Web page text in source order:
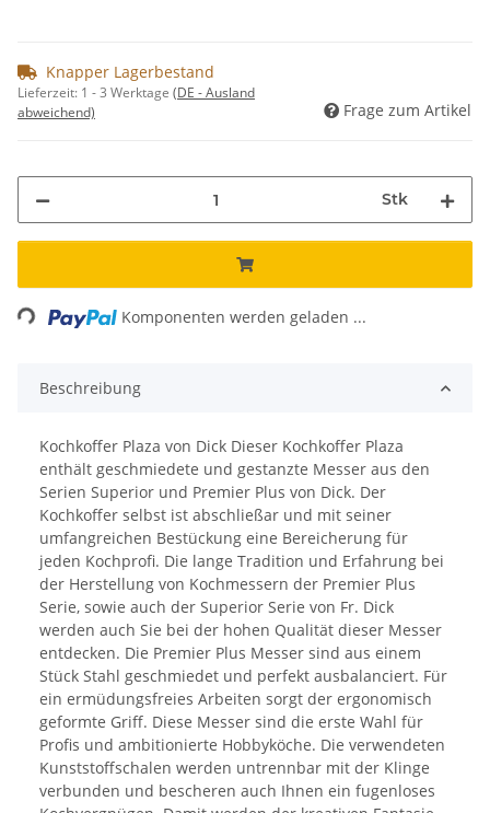
Knapper Lagerbestand
Lieferzeit: 1 - 3 Werktage (DE - Ausland
abweichend)
Frage zum Artikel
Stk
Komponenten werden geladen ...
Beschreibung
Kochkoffer Plaza von Dick Dieser Kochkoffer Plaza
enthält geschmiedete und gestanzte Messer aus den
Serien Superior und Premier Plus von Dick. Der
Kochkoffer selbst ist abschließar und mit seiner
umfangreichen Bestückung eine Bereicherung für
jeden Kochprofi. Die lange Tradition und Erfahrung bei
der Herstellung von Kochmessern der Premier Plus
Serie, sowie auch der Superior Serie von Fr. Dick
werden auch Sie bei der hohen Qualität dieser Messer
entdecken. Die Premier Plus Messer sind aus einem
Stück Stahl geschmiedet und perfekt ausbalanciert. Für
ein ermüdungsfreies Arbeiten sorgt der ergonomisch
geformte Griff. Diese Messer sind die erste Wahl für
Profis und ambitionierte Hobbyköche. Die verwendeten
Kunststoffschalen werden untrennbar mit der Klinge
verbunden und bescheren auch Ihnen ein fugenloses